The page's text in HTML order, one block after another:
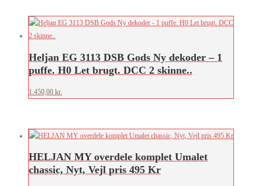
Heljan EG 3113 DSB Gods Ny dekoder – 1
puffe. H0 Let brugt. DCC 2 skinne..
1.450,00 kr.
HELJAN MY overdele komplet Umalet
chassic, Nyt, Vejl pris 495 Kr